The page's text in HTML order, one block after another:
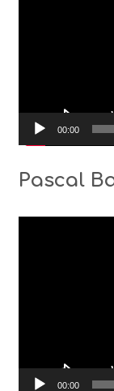
00:00
Pascal
00:00